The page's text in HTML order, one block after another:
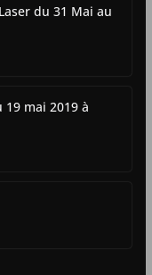
du 31 Mai au
19 mai 2019 à